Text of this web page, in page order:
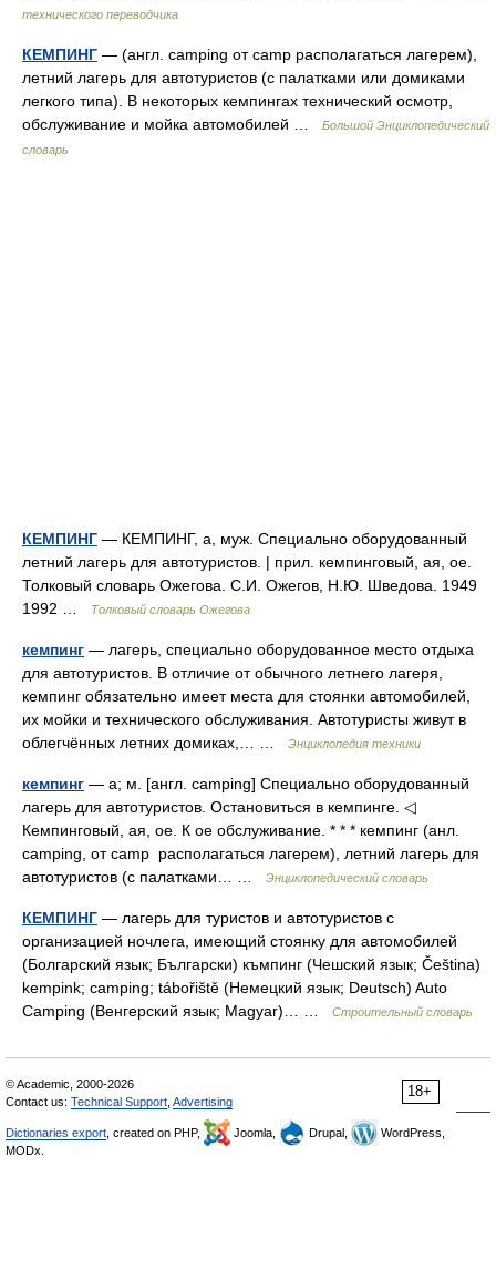
технического переводчика
КЕМПИНГ — (англ. camping от camp располагаться лагерем),
летний лагерь для автотуристов (с палатками или домиками
легкого типа). В некоторых кемпингах технический осмотр,
обслуживание и мойка автомобилей …
Большой Энциклопедический
словарь
КЕМПИНГ — КЕМПИНГ, а, муж. Специально оборудованный
летний лагерь для автотуристов. | прил. кемпинговый, ая, ое.
Толковый словарь Ожегова. С.И. Ожегов, Н.Ю. Шведова. 1949
1992 …
Толковый словарь Ожегова
кемпинг — лагерь, специально оборудованное место отдыха
для автотуристов. В отличие от обычного летнего лагеря,
кемпинг обязательно имеет места для стоянки автомобилей,
их мойки и технического обслуживания. Автотуристы живут в
облегчённых летних домиках,… …
Энциклопедия техники
кемпинг — а; м. [англ. camping] Специально оборудованный
лагерь для автотуристов. Остановиться в кемпинге. ◁
Кемпинговый, ая, ое. К ое обслуживание. * * * кемпинг (анл.
camping, от camp располагаться лагерем), летний лагерь для
автотуристов (с палатками… …
Энциклопедический словарь
КЕМПИНГ — лагерь для туристов и автотуристов с
организацией ночлега, имеющий стоянку для автомобилей
(Болгарский язык; Български) къмпинг (Чешский язык; Čeština)
kempink; camping; tábořiště (Немецкий язык; Deutsch) Auto
Camping (Венгерский язык; Magyar)… …
Строительный словарь
18+
© Academic, 2000-2026
Contact us: Technical Support Advertising
Dictionaries export , created on PHP, Joomla, Drupal,
WordPress,
MODx.